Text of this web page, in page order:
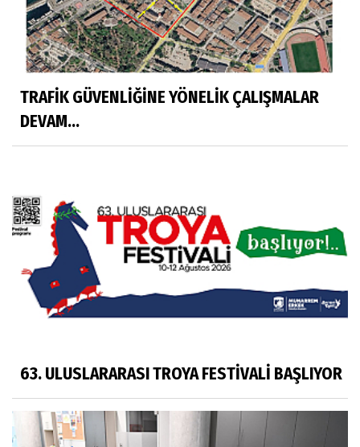
TRAFİK GÜVENLİĞİNE YÖNELİK ÇALIŞMALAR
DEVAM...
63. ULUSLARARASI TROYA FESTİVALİ BAŞLIYOR